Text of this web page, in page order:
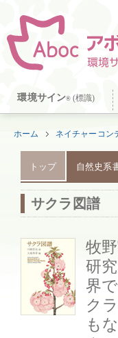
環境サイン® (標識)
ホーム ネイチャーコン
トップ 自然史系
サクラ図譜
牧
研
界
ク
も